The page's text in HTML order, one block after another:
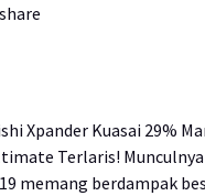
Xpander Kuasai 29%
Terlaris!
memang berdampak